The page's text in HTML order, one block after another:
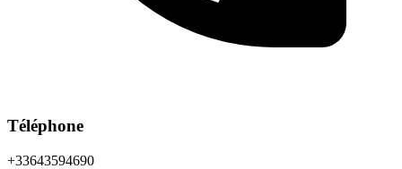
Téléphone
+33643594690